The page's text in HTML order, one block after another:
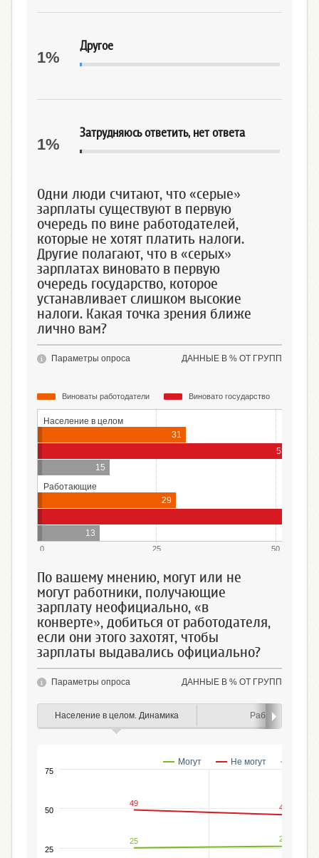
Другое
1%
Затрудняюсь ответить, нет ответа
1%
Одни люди считают, что «серые»
зарплаты существуют в первую
очередь по вине работодателей,
которые не хотят платить налоги.
Другие полагают, что в «серых»
зарплатах виновато в первую
очередь государство, которое
устанавливает слишком высокие
налоги. Какая точка зрения ближе
лично вам?
ДАННЫЕ В % ОТ ГРУПП
Параметры опроса
Виноваты работодатели Виновато государство
Население в целом
31
53
15
Работающие
29
13
0 25 50
По вашему мнению, могут или не
могут работники, получающие
зарплату неофициально, «в
конверте», добиться от работодателя,
если они этого захотят, чтобы
зарплаты выдавались официально?
ДАННЫЕ В % ОТ ГРУПП
Параметры опроса
Население в целом. Динамика Работающие
49
46
25 26
Могут Не могут
25
50
75